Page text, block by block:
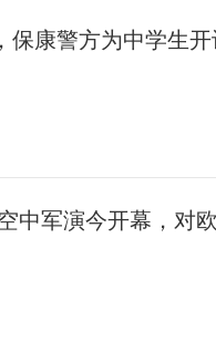
保康警方为中学生开
中军演今开幕，对